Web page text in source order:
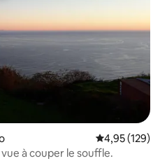
Évaluation
4,95 (129)
à couper le souffle.